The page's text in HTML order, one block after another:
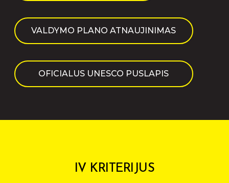
VALDYMO PLANO ATNAUJINIMAS
OFICIALUS UNESCO PUSLAPIS
IV KRITERIJUS